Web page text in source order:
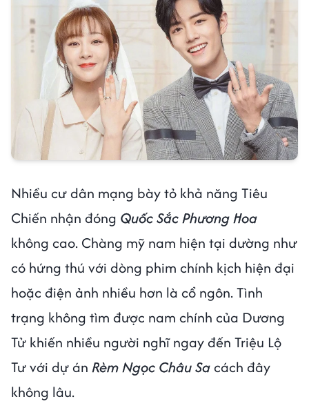
Nhiều cư dân mạng bày tỏ khả năng Tiêu
Chiến nhận đóng Quốc Sắc Phương Hoa
không cao. Chàng mỹ nam hiện tại dường như
có hứng thú với dòng phim chính kịch hiện đại
hoặc điện ảnh nhiều hơn là cổ ngôn. Tình
trạng không tìm được nam chính của Dương
Tử khiến nhiều người nghĩ ngay đến Triệu Lộ
Tư với dự án Rèm Ngọc Châu Sacách đây
không lâu.